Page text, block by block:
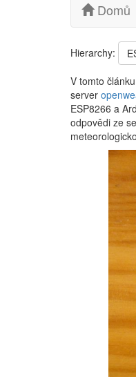
Domů
Hierarchy:
V tomto
server
ESP8266 a
odpovědi ze